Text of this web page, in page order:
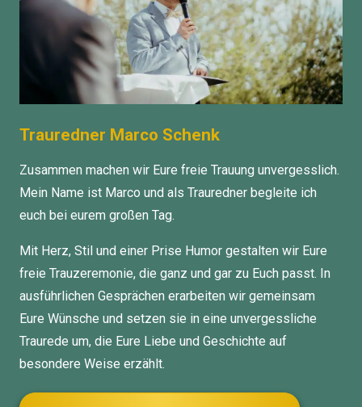
Trauredner Marco Schenk
Zusammen machen wir Eure freie Trauung unvergesslich.
Mein Name ist Marco und als Trauredner begleite ich
euch bei eurem großen Tag.
Mit Herz, Stil und einer Prise Humor gestalten wir Eure
freie Trauzeremonie, die ganz und gar zu Euch passt. In
ausführlichen Gesprächen erarbeiten wir gemeinsam
Eure Wünsche und setzen sie in eine unvergessliche
Traurede um, die Eure Liebe und Geschichte auf
besondere Weise erzählt.